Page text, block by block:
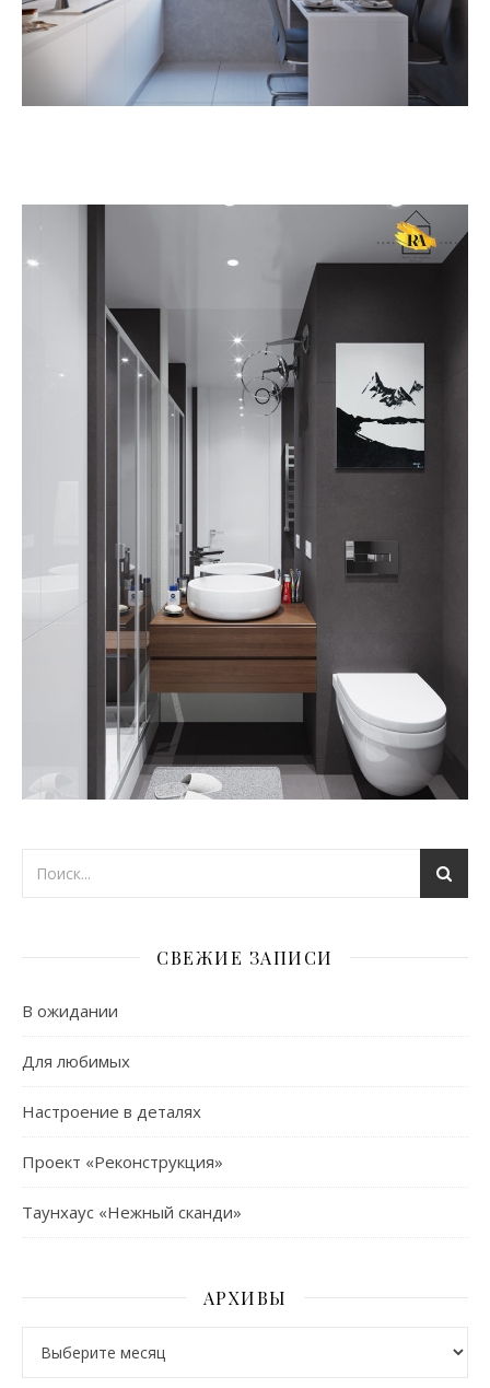
СВЕЖИЕ ЗАПИСИ
В ожидании
Для любимых
Настроение в деталях
Проект «Реконструкция»
Таунхаус «Нежный сканди»
АРХИВЫ